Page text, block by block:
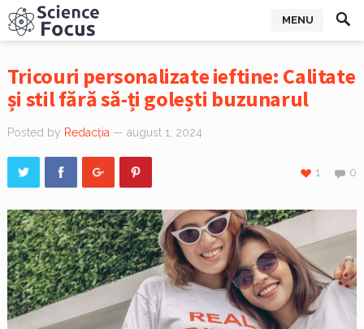
MENU
Tricouri personalizate ieftine: Calitate
și stil fără să-ți golești buzunarul
Posted by Redacția — august 1, 2024
0
1